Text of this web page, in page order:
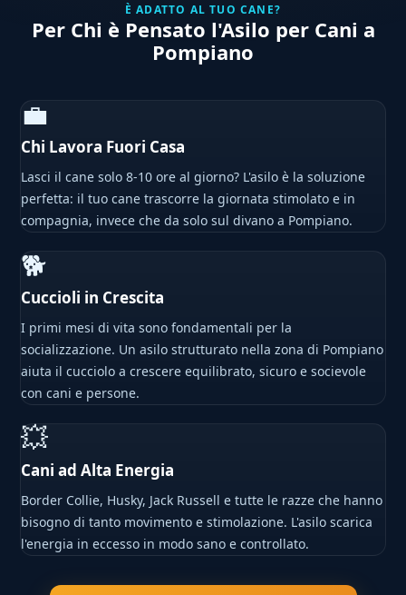
È ADATTO AL TUO CANE?
Per Chi è Pensato l'Asilo per Cani a
Pompiano
💼
Chi Lavora Fuori Casa
Lasci il cane solo 8-10 ore al giorno? L'asilo è la soluzione
perfetta: il tuo cane trascorre la giornata stimolato e in
compagnia, invece che da solo sul divano a Pompiano.
🐕
Cuccioli in Crescita
I primi mesi di vita sono fondamentali per la
socializzazione. Un asilo strutturato nella zona di Pompiano
aiuta il cucciolo a crescere equilibrato, sicuro e socievole
con cani e persone.
💥
Cani ad Alta Energia
Border Collie, Husky, Jack Russell e tutte le razze che hanno
bisogno di tanto movimento e stimolazione. L'asilo scarica
l'energia in eccesso in modo sano e controllato.